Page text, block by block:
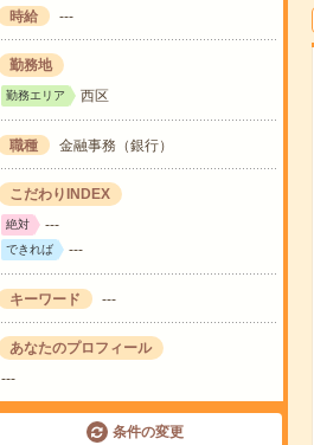
時給 ---
勤務地
勤務エリア 西区
職種 金融事務（銀行）
こだわりINDEX
絶対 ---
できれば ---
キーワード ---
あなたのプロフィール
---
条件の変更